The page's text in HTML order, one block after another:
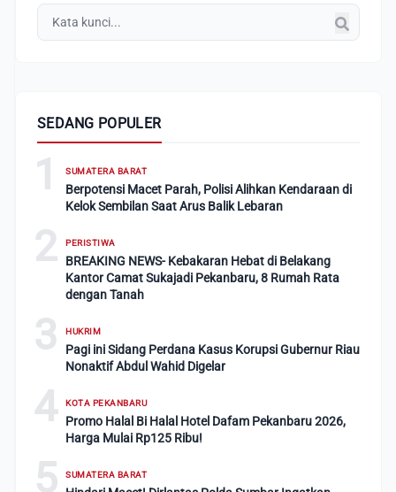
SEDANG POPULER
1 SUMATERA BARAT
Berpotensi Macet Parah, Polisi Alihkan Kendaraan di
Kelok Sembilan Saat Arus Balik Lebaran
2 PERISTIWA
BREAKING NEWS- Kebakaran Hebat di Belakang
Kantor Camat Sukajadi Pekanbaru, 8 Rumah Rata
dengan Tanah
3 HUKRIM
Pagi ini Sidang Perdana Kasus Korupsi Gubernur Riau
Nonaktif Abdul Wahid Digelar
4 KOTA PEKANBARU
Promo Halal Bi Halal Hotel Dafam Pekanbaru 2026,
Harga Mulai Rp125 Ribu!
5 SUMATERA BARAT